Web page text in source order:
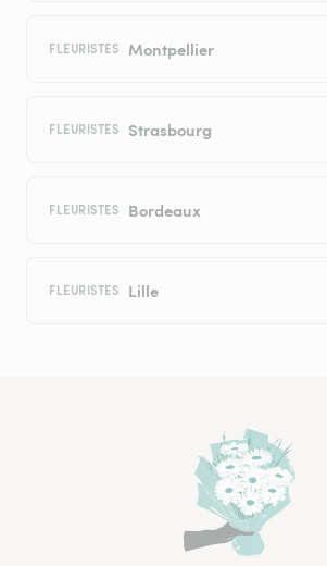
FLEURISTES Montpellier
FLEURISTES Strasbourg
FLEURISTES Bordeaux
FLEURISTES Lille